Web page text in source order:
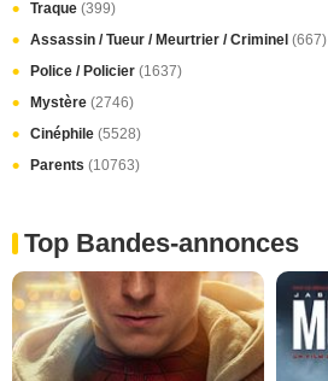
Traque (399)
Assassin / Tueur / Meurtrier / Criminel (667)
Police / Policier (1637)
Mystère (2746)
Cinéphile (5528)
Parents (10763)
Top Bandes-annonces